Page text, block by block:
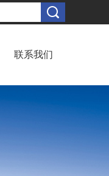
联系我们